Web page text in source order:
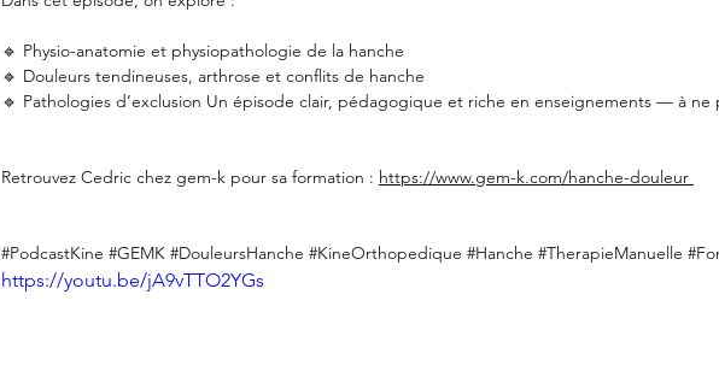
🔹 Physio-anatomie et physiopathologie de la hanche
🔹 Douleurs tendineuses, arthrose et conflits de hanche
🔹 Pathologies d’exclusion Un épisode clair, pédagogique et riche en enseignements — à ne
Retrouvez Cedric chez gem-k pour sa formation : https://www.gem-k.com/hanche-douleur
#PodcastKine #GEMK #DouleursHanche #KineOrthopedique #Hanche #TherapieManuelle
https://youtu.be/jA9vTTO2YGs